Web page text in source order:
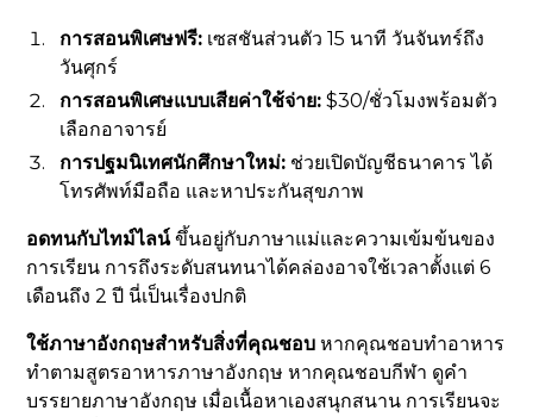
การสอนพิเศษฟรี: เซสชันส่วนตัว 15 นาที วันจันทร์ถึง
วันศุกร์
การสอนพิเศษแบบเสียค่าใช้จ่าย: $30/ชั่วโมงพร้อมตัว
เลือกอาจารย์
การปฐมนิเทศนักศึกษาใหม่: ช่วยเปิดบัญชีธนาคาร ได้
โทรศัพท์มือถือ และหาประกันสุขภาพ
อดทนกับไทม์ไลน์ขึ้นอยู่กับภาษาแม่และความเข้มข้นของ
การเรียน การถึงระดับสนทนาได้คล่องอาจใช้เวลาตั้งแต่ 6
เดือนถึง 2 ปี นี่เป็นเรื่องปกติ
ใช้ภาษาอังกฤษสำหรับสิ่งที่คุณชอบ หากคุณชอบทำอาหาร
ทำตามสูตรอาหารภาษาอังกฤษ หากคุณชอบกีฬา ดูคำ
บรรยายภาษาอังกฤษ เมื่อเนื้อหาเองสนุกสนาน การเรียนจะ